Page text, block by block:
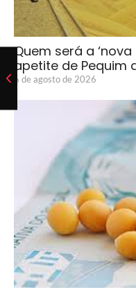
Quem será a
apetite de Pequim
6 de agosto de 2026